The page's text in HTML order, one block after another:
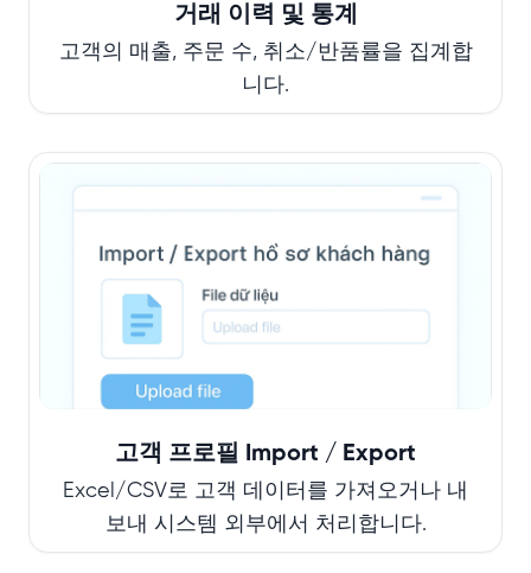
거래 이력 및 통계
고객의 매출, 주문 수, 취소/반품률을 집계합
니다.
고객 프로필 Import / Export
Excel/CSV로 고객 데이터를 가져오거나 내
보내 시스템 외부에서 처리합니다.